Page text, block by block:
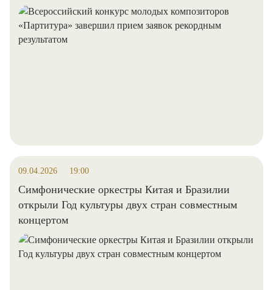
09.04.2026 19:00
Симфонические оркестры Китая и Бразилии
открыли Год культуры двух стран совместным
концертом